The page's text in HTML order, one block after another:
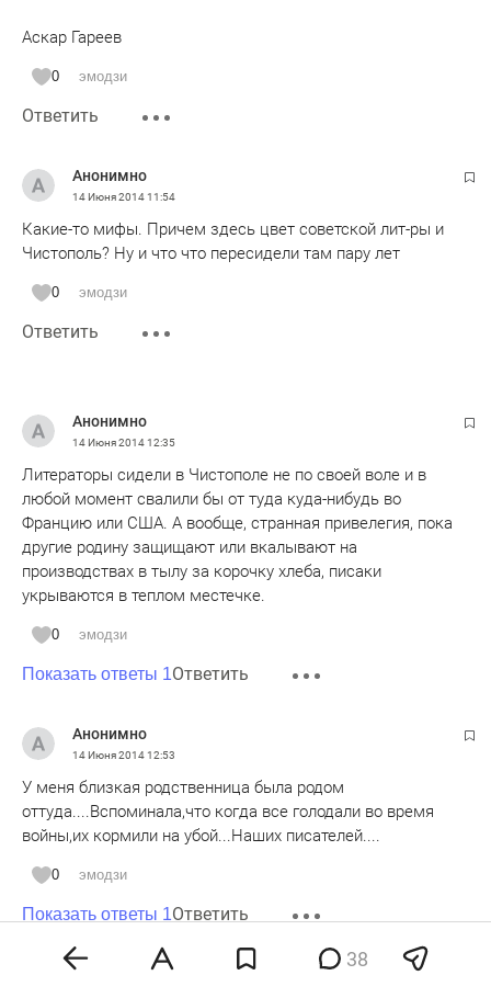
Аскар Гареев
0 эмодзи
Ответить
Анонимно
14 Июня 201411:54
Какие-то мифы. Причем здесь цвет советской лит-ры и
Чистополь? Ну и что что пересидели там пару лет
0 эмодзи
Ответить
Анонимно
14 Июня 201412:35
Литераторы сидели в Чистополе не по своей воле и в
любой момент свалили бы от туда куда-нибудь во
Францию или США. А вообще, странная привелегия, пока
другие родину защищают или вкалывают на
производствах в тылу за корочку хлеба, писаки
укрываются в теплом местечке.
0 эмодзи
Показать ответы 1Ответить
Анонимно
14 Июня 201412:53
У меня близкая родственница была родом
оттуда....Вспоминала,что когда все голодали во время
войны,их кормили на убой...Наших писателей....
0 эмодзи
Показать ответы 1Ответить
Анонимно
38